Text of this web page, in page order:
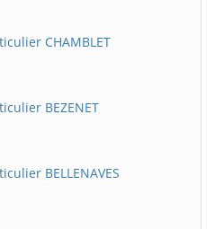
CHAMBLET
BEZENET
BELLENAVES